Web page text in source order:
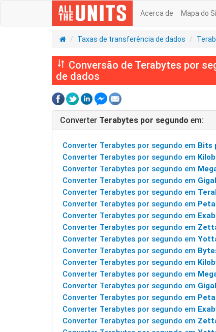
Acerca de Mapa do
Taxas de transferência de dados
Conversão de Terabytes por
de dados
Converter Terabytes por segundo em:
Converter Terabytes por segundo em Bits
Converter Terabytes por segundo em
Converter Terabytes por segundo em
Converter Terabytes por segundo em
Converter Terabytes por segundo em
Converter Terabytes por segundo em
Converter Terabytes por segundo em
Converter Terabytes por segundo em
Converter Terabytes por segundo em
Converter Terabytes por segundo em
Converter Terabytes por segundo em
Converter Terabytes por segundo em
Converter Terabytes por segundo em
Converter Terabytes por segundo em
Converter Terabytes por segundo em
Converter Terabytes por segundo em